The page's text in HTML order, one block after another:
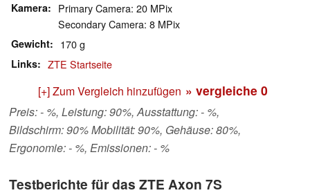
Kamera
Primary Camera: 20 MPix
Secondary Camera: 8 MPix
Gewicht 170 g
Links ZTE Startseite
[+] Zum Vergleich hinzufügen » vergleiche 0
Preis: - %, Leistung: 90%, Ausstattung: - %,
Bildschirm: 90% Mobilität: 90%, Gehäuse: 80%,
Ergonomie: - %, Emissionen: - %
Testberichte für das ZTE Axon 7S